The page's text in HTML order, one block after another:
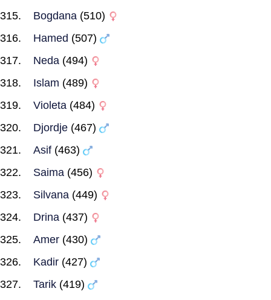
Bogdana (510)
Hamed (507)
Neda (494)
Islam (489)
Violeta (484)
Djordje (467)
Asif (463)
Saima (456)
Silvana (449)
Drina (437)
Amer (430)
Kadir (427)
Tarik (419)